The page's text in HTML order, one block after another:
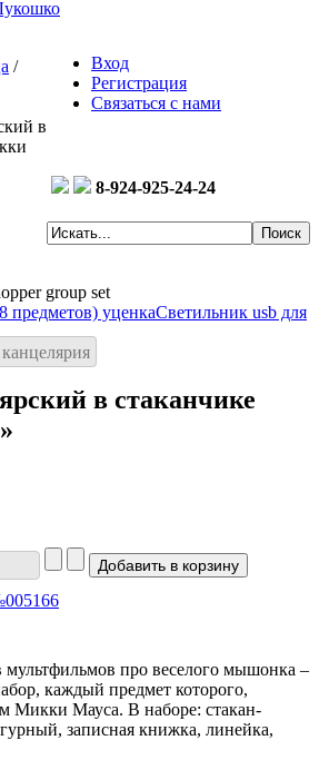
Вход
Регистрация
Связаться с нами
8-924-925-24-24
/
в
group set
предметов) уценкаСветильник usb для
в стаканчике
мультфильмов про веселого мышонка –
каждый предмет которого,
Микки Мауса. В наборе: стакан-
записная книжка, линейка,